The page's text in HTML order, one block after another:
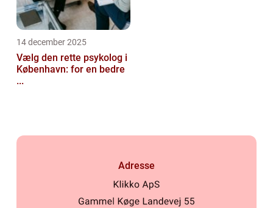
14 december 2025
Vælg den rette psykolog i
København: for en bedre
...
Adresse